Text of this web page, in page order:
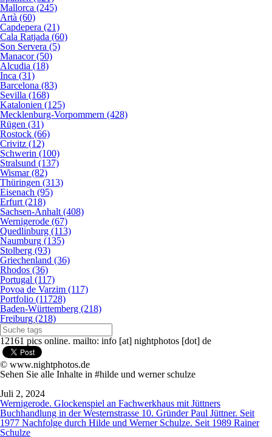
Mallorca (245)
Artà (60)
Capdepera (21)
Cala Ratjada (60)
Son Servera (5)
Manacor (50)
Alcudia (18)
Inca (31)
Barcelona (83)
Sevilla (168)
Katalonien (125)
Mecklenburg-Vorpommern (428)
Rügen (31)
Rostock (66)
Crivitz (12)
Schwerin (100)
Stralsund (137)
Wismar (82)
Thüringen (313)
Eisenach (95)
Erfurt (218)
Sachsen-Anhalt (408)
Wernigerode (67)
Quedlinburg (113)
Naumburg (135)
Stolberg (93)
Griechenland (36)
Rhodos (36)
Portugal (117)
Povoa de Varzim (117)
Portfolio (11728)
Baden-Württemberg (218)
Freiburg (218)
12161 pics online. mailto: info [at] nightphotos [dot] de
© www.nightphotos.de
Sehen Sie alle Inhalte in #hilde und werner schulze
Juli 2, 2024
Wernigerode. Glockenspiel an Fachwerkhaus mit Jüttners
Buchhandlung in der Westernstrasse 10. Gründer Paul Jüttner. Seit
1977 Nachfolge durch Hilde und Werner Schulze. Seit 1989 Rainer
Schulze